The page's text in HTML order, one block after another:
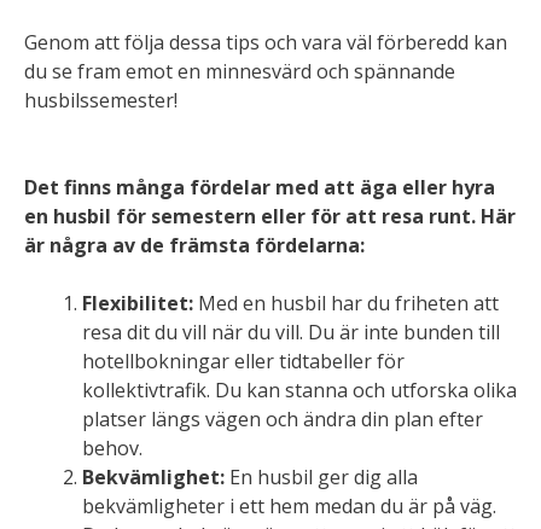
Genom att följa dessa tips och vara väl förberedd kan
du se fram emot en minnesvärd och spännande
husbilssemester!
Det finns många fördelar med att äga eller hyra
en husbil för semestern eller för att resa runt. Här
är några av de främsta fördelarna:
Flexibilitet: Med en husbil har du friheten att
resa dit du vill när du vill. Du är inte bunden till
hotellbokningar eller tidtabeller för
kollektivtrafik. Du kan stanna och utforska olika
platser längs vägen och ändra din plan efter
behov.
Bekvämlighet: En husbil ger dig alla
bekvämligheter i ett hem medan du är på väg.